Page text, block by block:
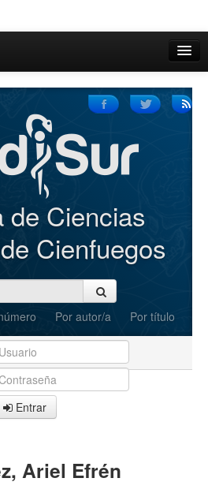
de Ciencias
Cienfuegos
Por autor/a Por título
Entrar
Ariel Efrén